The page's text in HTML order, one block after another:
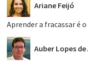
Ariane Feijó
Aprender a fracassar é
Auber Lopes